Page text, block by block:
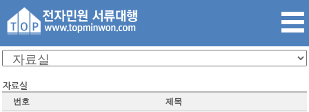
번호 제목